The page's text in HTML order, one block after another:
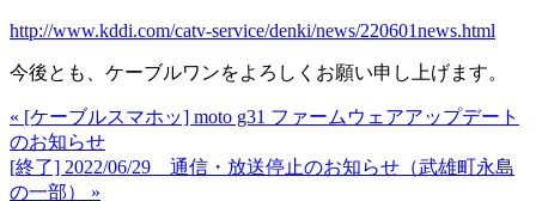
http://www.kddi.com/catv-service/denki/news/220601news.html
今後とも、ケーブルワンをよろしくお願い申し上げます。
« [ケーブルスマホッ] moto g31 ファームウェアアップデート
のお知らせ
[終了] 2022/06/29 通信・放送停止のお知らせ（武雄町永島
の一部） »